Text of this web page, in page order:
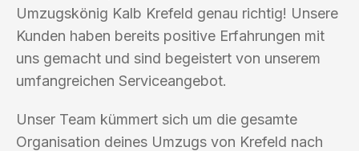
Umzugskönig Kalb Krefeld genau richtig! Unsere
Kunden haben bereits positive Erfahrungen mit
uns gemacht und sind begeistert von unserem
umfangreichen Serviceangebot.
Unser Team kümmert sich um die gesamte
Organisation deines Umzugs von Krefeld nach